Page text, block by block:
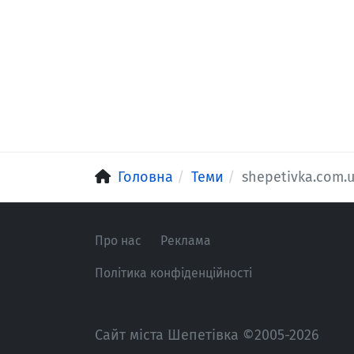
Головна Теми
Про нас Реклама
Політика конфіденційності
Сайт міста Шепетівка ©2005-2026